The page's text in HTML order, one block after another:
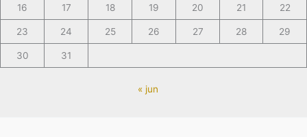
16 17 18 19 20 21 22
23 24 25 26 27 28 29
30 31
« jun